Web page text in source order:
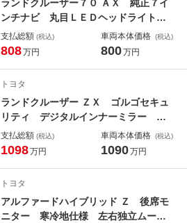
ランドクルーザー７０ ＡＸ 純正７イ
ンチナビ 丸目ＬＥＤヘッドライト／
フォグライト 電動デフロック トヨ
タ１６インチＡＷ トヨタセーフティ
ー 黒ハーフレザー
支払総額 (税込)
808万円
車両本体価格 (税込)
800万円
トヨタ
ランドクルーザー ＺＸ ゴルゴセキュ
リティ デジタルインナーミラー モ
デリスタエアロ（Ｆ／Ｒ／ＯＦ／Ｒス
ポ） ＪＢＬプレミアムサウンド リ
テム クールＢＯＸ
支払総額 (税込)
1098万円
車両本体価格 (税込)
1090万円
トヨタ
アルファードハイブリッド Ｚ 後席モ
ニター 寒冷地仕様 左右独立ムーン